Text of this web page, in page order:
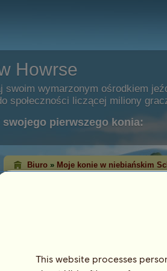
Howrse
swoim wymarzonym ośrodkiem
społeczności liczącej miliony
swojego pierwszego konia:
Biuro » Moje konie w niebiańskim
Maść: Ciemnogniada
This website processes